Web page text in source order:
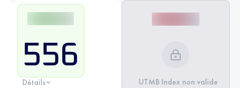
556
Détails UTMB Index non valide